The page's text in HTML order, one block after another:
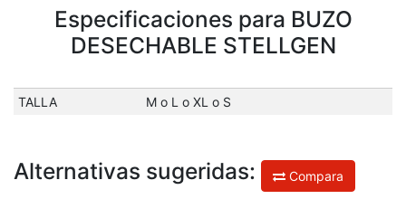
Especificaciones para BUZO
DESECHABLE STELLGEN
TALLA M o L o XL o S
Alternativas sugeridas: Compara